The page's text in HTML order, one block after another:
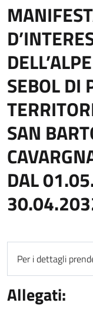
SEBOL DI
SAN
DAL
Per i dettagli
Allegati: